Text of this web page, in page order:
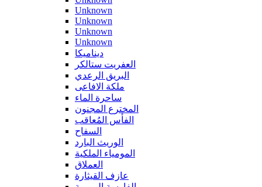
Unknown
Unknown
Unknown
Unknown
ديناميكا
العفريت ستالكر
البريق الرعدي
ملكة الافاعى
ساحرة الماء
المخترع المجنون
الفأس المُعاقب
السفاح
الوريث البارد
المومياء الملكية
العملاق
عازف القيثارة